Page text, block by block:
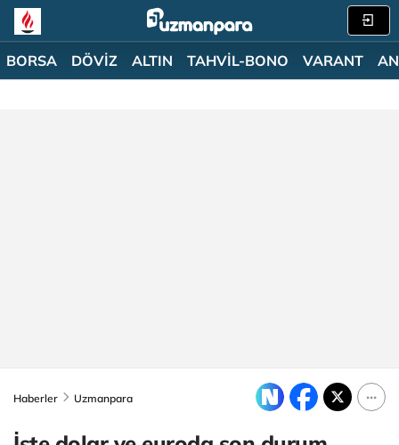
BORSA DÖVİZ ALTIN TAHVİL-BONO VARANT
Haberler Uzmanpara